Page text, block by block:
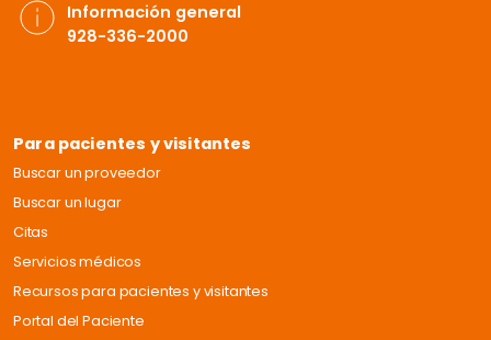
Información general
928-336-2000
Para pacientes y visitantes
Buscar un proveedor
Buscar un lugar
Citas
Servicios médicos
Recursos para pacientes y visitantes
Portal del Paciente